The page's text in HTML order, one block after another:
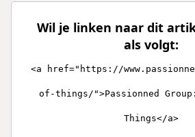
Wil je linken naar dit
als volgt:
<a href="https://
of-things/">Passionned
Things</a>